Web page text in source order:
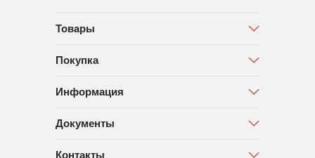
Товары
Покупка
Информация
Документы
Контакты